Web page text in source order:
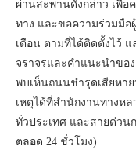
ผ่านสะพานดังกล่าว เพื่อ
ทาง และขอความร่วมมือ
เตือน ตามที่ได้ติดตั้งไว้
จราจรและคำแนะนำขอ
พบเห็นถนนชำรุดเสียหา
เหตุได้ที่สำนักงานทางห
ทั่วประเทศ และสายด่วน
ตลอด 24 ชั่วโมง)